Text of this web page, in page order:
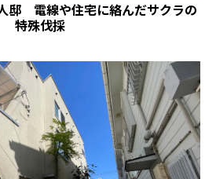
電線や住宅に絡んだサクラの
特殊伐採